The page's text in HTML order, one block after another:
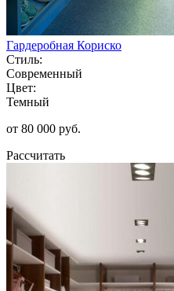
Гардеробная Кориско
Стиль:
Современный
Цвет:
Темный
от 80 000 руб.
Рассчитать